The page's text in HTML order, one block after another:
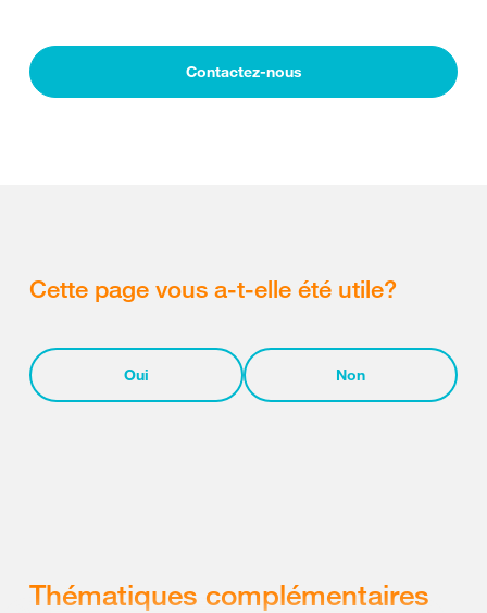
Contactez-nous
Cette page vous a-t-elle été utile?
Oui Non
Thématiques complémentaires